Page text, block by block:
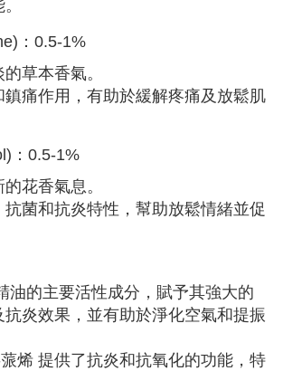
：0.5-1%
草本香氣。
痛作用，有助於緩解疼痛及放鬆肌
：0.5-1%
花香氣息。
菌和抗炎特性，幫助放鬆情緒並促
油的主要活性成分，賦予其強大的
炎效果，並有助於淨化空氣和提振
烯 提供了抗炎和抗氧化的功能，特